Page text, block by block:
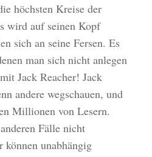
höchsten Kreise der
wird auf seinen Kopf
sich an seine Fersen. Es
man sich nicht anlegen
Jack Reacher! Jack
andere wegschauen, und
Millionen von Lesern.
Fälle nicht
können unabhängig